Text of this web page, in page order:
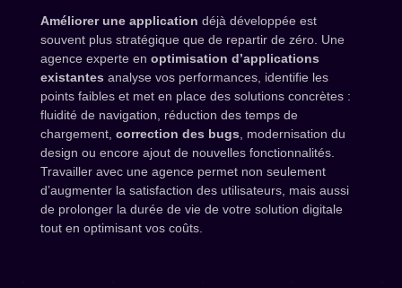
Améliorer une application déjà développée est
souvent plus stratégique que de repartir de zéro. Une
agence experte en optimisation d’applications
existantes analyse vos performances, identifie les
points faibles et met en place des solutions concrètes :
fluidité de navigation, réduction des temps de
chargement, correction des bugs , modernisation du
design ou encore ajout de nouvelles fonctionnalités.
Travailler avec une agence permet non seulement
d’augmenter la satisfaction des utilisateurs, mais aussi
de prolonger la durée de vie de votre solution digitale
tout en optimisant vos coûts.